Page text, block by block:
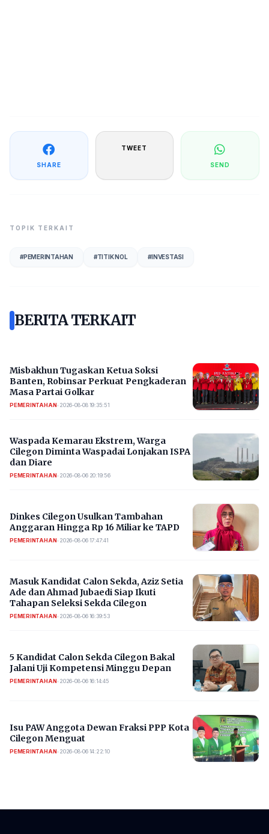
SHARE
TWEET
SEND
TOPIK TERKAIT
#PEMERINTAHAN #TITIK NOL #INVESTASI
BERITA TERKAIT
Misbakhun Tugaskan Ketua Soksi
Banten, Robinsar Perkuat Pengkaderan
Masa Partai Golkar
PEMERINTAHAN• 2026-08-08 19:35:51
Waspada Kemarau Ekstrem, Warga
Cilegon Diminta Waspadai Lonjakan ISPA
dan Diare
PEMERINTAHAN• 2026-08-06 20:19:56
Dinkes Cilegon Usulkan Tambahan
Anggaran Hingga Rp 16 Miliar ke TAPD
PEMERINTAHAN• 2026-08-06 17:47:41
Masuk Kandidat Calon Sekda, Aziz Setia
Ade dan Ahmad Jubaedi Siap Ikuti
Tahapan Seleksi Sekda Cilegon
PEMERINTAHAN• 2026-08-06 16:39:53
5 Kandidat Calon Sekda Cilegon Bakal
Jalani Uji Kompetensi Minggu Depan
PEMERINTAHAN• 2026-08-06 16:14:45
Isu PAW Anggota Dewan Fraksi PPP Kota
Cilegon Menguat
PEMERINTAHAN• 2026-08-06 14:22:10